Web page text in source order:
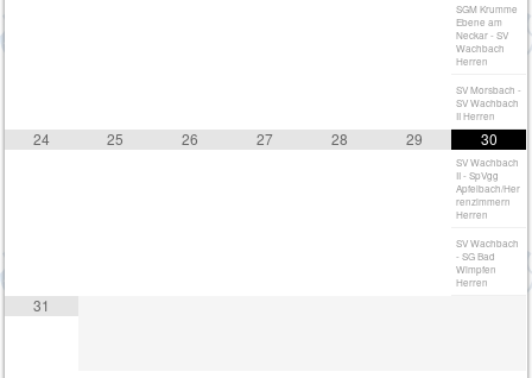
SGM Krumme
Ebene am
Neckar - SV
Wachbach
Herren
SV Morsbach -
SV Wachbach
II Herren
24 25 26 27 28 29 30
SV Wachbach
II - SpVgg
Apfelbach/Her
renzimmern
Herren
SV Wachbach
- SG Bad
Wimpfen
Herren
31